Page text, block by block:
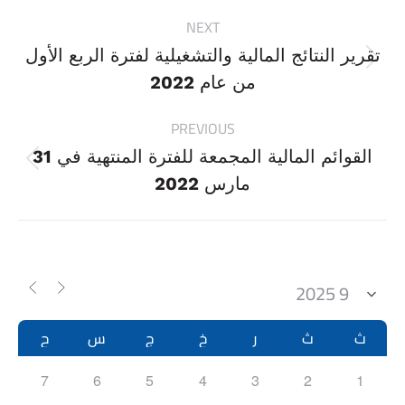
navigation
PREVIOUS
Previous
project:
القوائم المالية المجمعة للفترة المنتهية في 31
مارس 2022
NEXT
Next
project:
تقرير النتائج المالية والتشغيلية لفترة الربع الأول
من عام 2022
ث ث ر خ ج س ح
1
2
3
4
5
6
7